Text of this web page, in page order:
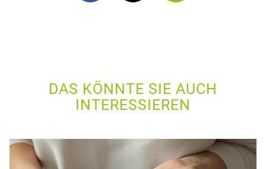
DAS KÖNNTE SIE AUCH
INTERESSIEREN